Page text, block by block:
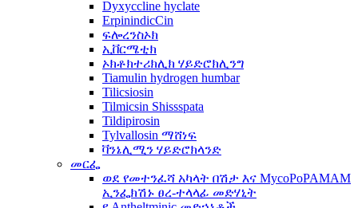
Dyxyccline hyclate
ErpinindicCin
ፍሎረንስኦክ
ኢቨርሜቲክ
ኦክቶክተሪክሊክ ሃይድሮክሊንግ
Tiamulin hydrogen humbar
Tilicsiosin
Tilmicsin Shissspata
Tildipirosin
Tylvallosin ማሸነፍ
ቫንኔሊሚን ሃይድሮክላንድ
መርፌ
ወደ የመተንፈሻ አካላት በሽታ እና MycoPoPAMAM
ኢንፌክሽኑ ፀረ-ተላላፊ መድሃኒት